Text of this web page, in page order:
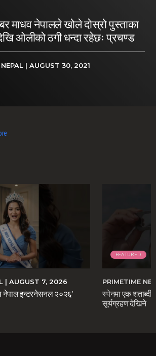
नेपालले खोले दोस्रो पुस्ताका
ओलीको ठगी धन्दा रहेछः प्रचण्ड
| AUGUST 30, 2021
| AUGUST 7, 2026
नेपाल इन्टरनेसनल २०२६’
FEATURED
PRIMETIME
स्पेनमा एक
सूर्यग्रहण देखिने